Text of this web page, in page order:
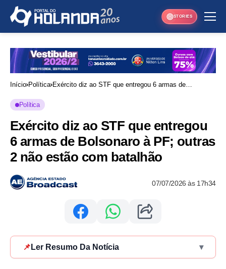
STORIES
Início Política Exército diz ao STF que entregou 6 armas de
Política
Exército diz ao STF que entregou
6 armas de Bolsonaro à PF; outras
2 não estão com batalhão
07/07/2026 às 17h34
📌 Ler Resumo Da Notícia ▾